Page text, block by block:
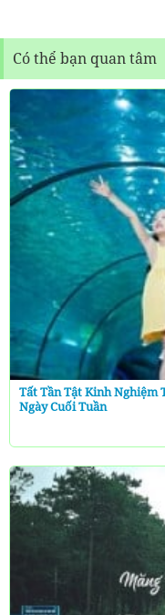
Có thể bạn quan tâm
Tất Tần Tật Kinh Nghiệm
Ngày Cuối Tuần